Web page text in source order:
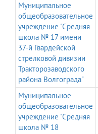
Муниципальное
общеобразовательное
учреждение "Средняя
школа № 17 имени
37-й Гвардейской
стрелковой дивизии
Тракторозаводского
района Волгограда"
Муниципальное
общеобразовательное
учреждение "Средняя
школа № 18